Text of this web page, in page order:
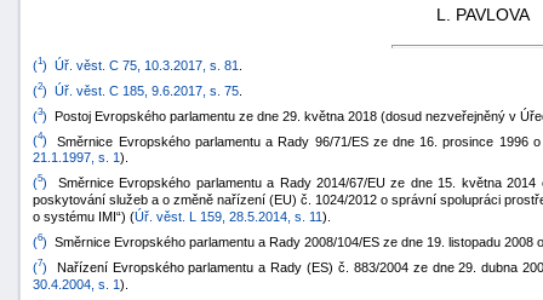
L. PAVLOVA
(1) Úř. věst. C 75, 10.3.2017, s. 81
(2) Úř. věst. C 185, 9.6.2017, s. 75
(3) Postoj Evropského parlamentu ze dne 29. května 2018 (dosud nezveřejněný v
(4) Směrnice Evropského parlamentu a Rady 96/71/ES ze dne 16. prosince
21.1.1997, s. 1).
(5) Směrnice Evropského parlamentu a Rady 2014/67/EU ze dne 15. května
poskytování služeb a o změně nařízení (EU) č. 1024/2012 o správní spolupráci
o systému IMI“) (Úř. věst. L 159, 28.5.2014, s. 11).
(6) Směrnice Evropského parlamentu a Rady 2008/104/ES ze dne 19. listopadu 2008
(7) Nařízení Evropského parlamentu a Rady (ES) č. 883/2004 ze dne 29. dubna
30.4.2004, s. 1).